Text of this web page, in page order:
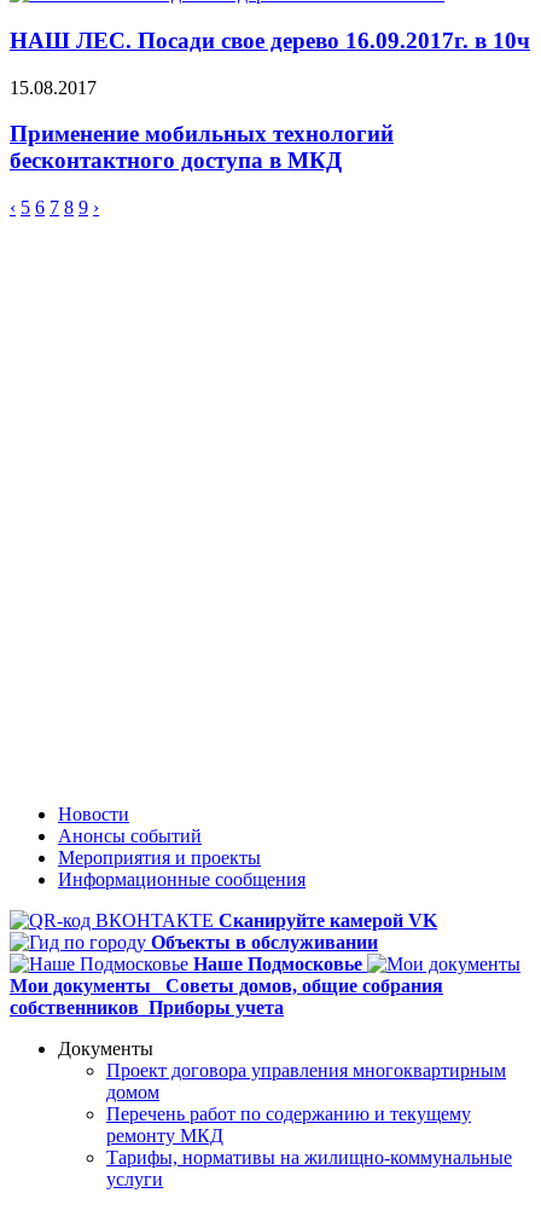
НАШ ЛЕС. Посади свое дерево 16.09.2017г. в 10ч
15.08.2017
Применение мобильных технологий
бесконтактного доступа в МКД
‹ 5 6 7 8 9 ›
Новости
Анонсы событий
Мероприятия и проекты
Информационные сообщения
Сканируйте камерой VK
Объекты в обслуживании
Наше Подмосковье
Мои документы
Советы домов, общие собрания
собственников Приборы учета
Документы
Проект договора управления многоквартирным
домом
Перечень работ по содержанию и текущему
ремонту МКД
Тарифы, нормативы на жилищно-коммунальные
услуги